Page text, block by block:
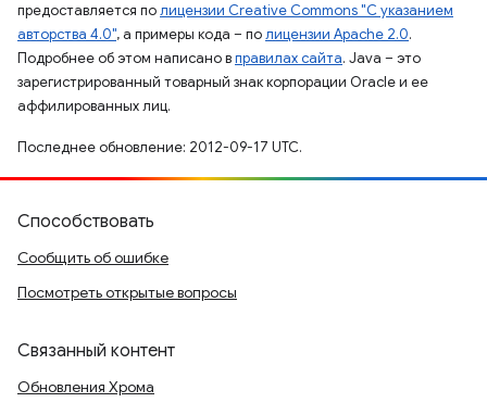
предоставляется полицензии Creative Commons "С указанием
авторства 4.0", а примеры кода – полицензии Apache 2.0.
Подробнее об этом написано вправилах сайта. Java – это
зарегистрированный товарный знак корпорации Oracle и ее
аффилированных лиц.
Последнее обновление: 2012-09-17 UTC.
Способствовать
Сообщить об ошибке
Посмотреть открытые вопросы
Связанный контент
Обновления Хрома